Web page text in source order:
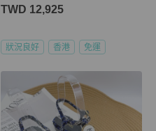
TWD 12,925
狀況良好 香港 免運